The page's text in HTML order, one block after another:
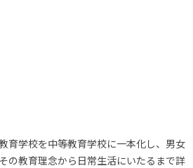
育学校を中等教育学校に一本化し、男女
の教育理念から日常生活にいたるまで詳